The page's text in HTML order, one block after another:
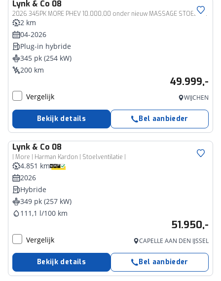
Lynk & Co 08
2026 345PK MORE PHEV 10.000,00 onder nieuw MASSAGE STOEL VERW/VENTILATIE PANO MATRIX LED HARMAN KARDON 360°CAM | PHEV
2 km
04-2026
Plug-in hybride
345 pk (254 kW)
200 km
49.999,-
Vergelijk WIJCHEN
Bekijk details Bel aanbieder
Lynk & Co 08
| More | Harman Kardon | Stoelventilatie |
4.851 km
2026
Hybride
349 pk (257 kW)
111,1 l/100 km
51.950,-
Vergelijk CAPELLE AAN DEN IJSSEL
Bekijk details Bel aanbieder